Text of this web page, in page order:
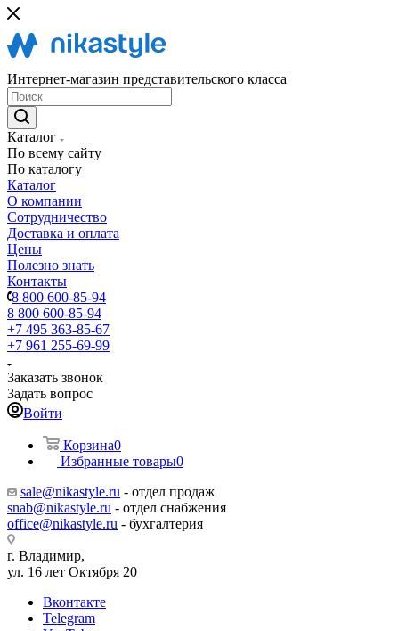
Интернет-магазин представительского класса
Каталог
По всему сайту
По каталогу
Каталог
О компании
Сотрудничество
Доставка и оплата
Цены
Полезно знать
Контакты
8 800 600-85-94
8 800 600-85-94
+7 495 363-85-67
+7 961 255-69-99
Заказать звонок
Задать вопрос
Войти
Корзина0
Избранные товары0
sale@nikastyle.ru - отдел продаж
snab@nikastyle.ru - отдел снабжения
office@nikastyle.ru - бухгалтерия
г. Владимир,
ул. 16 лет Октября 20
Вконтакте
Telegram